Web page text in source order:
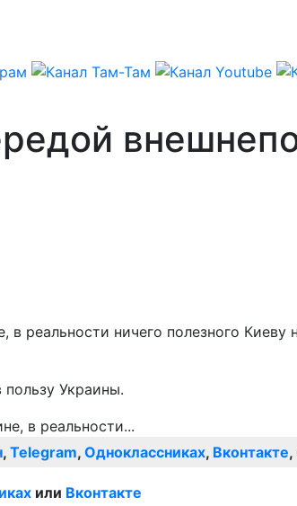
реальности ничего полезного
Украины.
, Telegram, Одноклассниках, Вконтакте,
или Вконтакте